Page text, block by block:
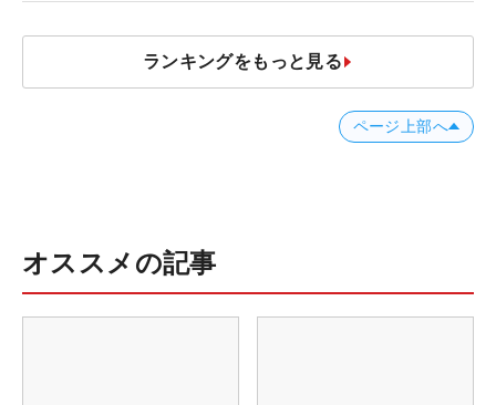
ランキングをもっと見る
ページ上部へ
オススメの記事